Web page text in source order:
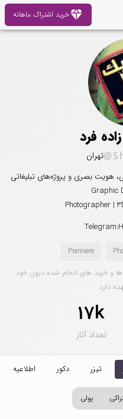
diamondخرید اشتراک ماهانه
فرد
تهران
Photographer |
Premiere
و خرید های انجام شده درون خود
دارد
17k
تعداد آثار
تیزر دکور اطلاعیه
پولی